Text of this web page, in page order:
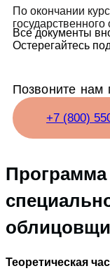
По окончании
Все документы
Остерегайтесь
Позвоните нам
+7 (800)
Программа
Теоретическая